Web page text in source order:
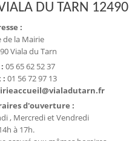
DU TARN 12490
:
de la Mairie
Viala du Tarn
05 65 62 52 37
: 01 56 72 97 13
d'ouverture :
, Mercredi et Vendredi
à 17h.